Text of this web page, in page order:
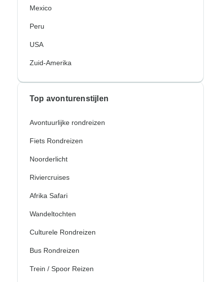
Mexico
Peru
USA
Zuid-Amerika
Top avonturenstijlen
Avontuurlijke rondreizen
Fiets Rondreizen
Noorderlicht
Riviercruises
Afrika Safari
Wandeltochten
Culturele Rondreizen
Bus Rondreizen
Trein / Spoor Reizen